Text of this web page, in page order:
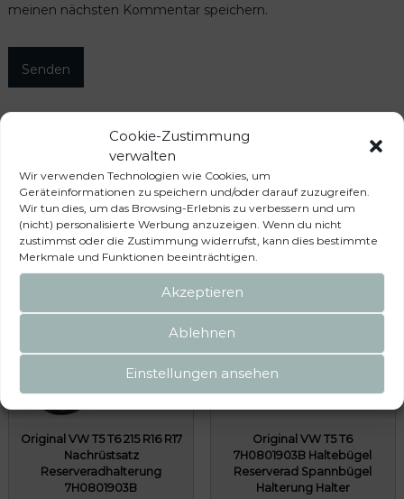
Cookie-Zustimmung
verwalten
Wir verwenden Technologien wie Cookies, um
Geräteinformationen zu speichern und/oder darauf zuzugreifen.
Wir tun dies, um das Browsing-Erlebnis zu verbessern und um
(nicht) personalisierte Werbung anzuzeigen. Wenn du nicht
zustimmst oder die Zustimmung widerrufst, kann dies bestimmte
Merkmale und Funktionen beeinträchtigen.
Akzeptieren
Ablehnen
Einstellungen ansehen
meinen nächsten Kommentar speichern.
Das könnte dir auch
gefallen …
Original VW T5 T6 215 R16 R17
Nachrüstsatz
Reserveradhalterung
7H0801903B
Original VW T5 T6
7H0801903B Haltebügel
Reserverad Spannbügel
Halterung Halter